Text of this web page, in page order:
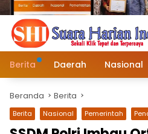
Berita Daerah Nasional
Beranda Berita
Berita Nasional Pemerintah